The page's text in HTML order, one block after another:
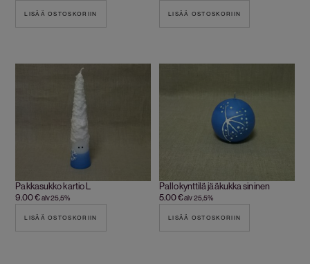
LISÄÄ OSTOSKORIIN LISÄÄ OSTOSKORIIN
Pakkasukko kartio L
9.00€alv 25,5%
LISÄÄ OSTOSKORIIN
Pallokynttilä jääkukka sininen
5.00€alv 25,5%
LISÄÄ OSTOSKORIIN